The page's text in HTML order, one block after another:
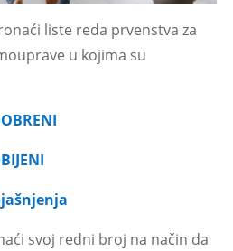
liste reda prvenstva za
u kojima su
svoj redni broj na način da